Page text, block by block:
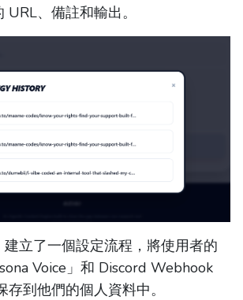
URL、備註和輸出。
建立了一個設定流程，將使用者的
Voice」和 Discord Webhook
存到他們的個人資料中。